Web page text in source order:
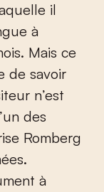
il
à
Mais ce
de savoir
n’est
des
Romberg
à